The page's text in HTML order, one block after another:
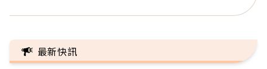
最新快訊